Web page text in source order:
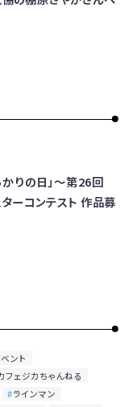
りの日」～第26回
ーコンテスト 作品募
ント
フェジカちゃんねる
ラインマン